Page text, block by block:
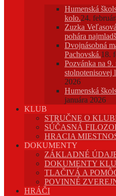
Humenská
kolo.24.
Zuzka
pohára
Dvojnásobná
Pachovská.18.
Pozvánka na
stolnotenisovej
2026
Humenská
januára 2026
KLUB
STRUČNE O
SÚČASNÁ
HRACIA
DOKUMENTY
ZÁKLADNÉ
DOKUMENTY
TLAČIVÁ A
POVINNÉ
HRÁČI